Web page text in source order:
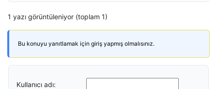
1 yazı görüntüleniyor (toplam 1)
Bu konuyu yanıtlamak için giriş yapmış olmalısınız.
Kullanıcı adı: